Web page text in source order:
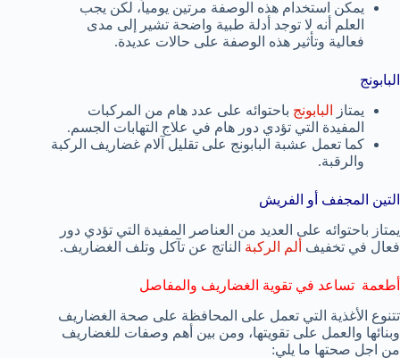
يمكن استخدام هذه الوصفة مرتين يومياً، لكن يجب
العلم أنه لا توجد أدلة طبية واضحة تشير إلى مدى
فعالية وتأثير هذه الوصفة على حالات عديدة.
البابونج
يمتاز
البابونج باحتوائه على عدد هام من المركبات
المفيدة التي تؤدي دور هام في علاج التهابات الجسم.
كما تعمل عشبة البابونج على تقليل آلام غضاريف الركبة
والرقبة.
التين المجفف أو الفريش
يمتاز باحتوائه على العديد من العناصر المفيدة التي تؤدي دور
فعال في تخفيف ألم الركبة الناتج عن تآكل وتلف الغضاريف.
أطعمة تساعد في تقوية الغضاريف والمفاصل
تتنوع الأغذية التي تعمل على المحافظة على صحة الغضاريف
وبنائها والعمل على تقويتها، ومن بين أهم وصفات للغضاريف
من اجل صحتها ما يلي: